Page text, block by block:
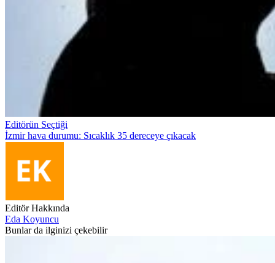
Editörün Seçtiği
İzmir hava durumu: Sıcaklık 35 dereceye çıkacak
Editör Hakkında
Eda Koyuncu
Bunlar da ilginizi çekebilir